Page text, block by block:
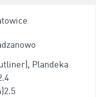
Plandeka
2.5